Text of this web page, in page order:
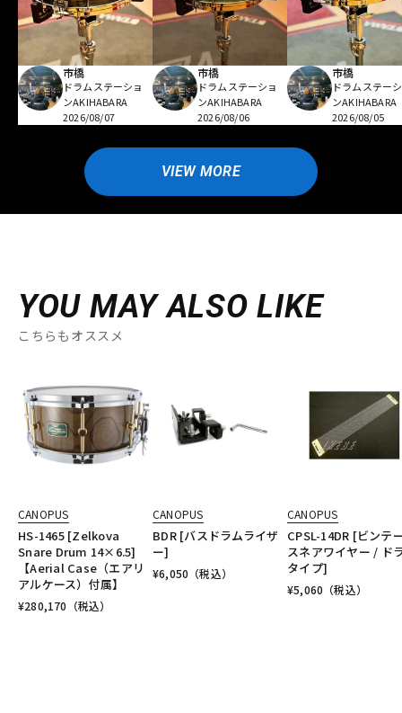
市橋
ドラムステーショ
ンAKIHABARA
2026/08/07
市橋
ドラムステーショ
ンAKIHABARA
2026/08/06
市橋
ドラムステー
ンAKIHABARA
2026/08/05
VIEW MORE
YOU MAY ALSO LIKE
こちらもオススメ
CANOPUS
HS-1465 [Zelkova
Snare Drum 14×6.5]
【Aerial Case（エアリ
アルケース）付属】
¥280,170 （税込）
CANOPUS
BDR [バスドラムライザ
ー]
¥6,050 （税込）
CANOPUS
CPSL-14DR [ビンテ
スネアワイヤー / ド
タイプ]
¥5,060 （税込）